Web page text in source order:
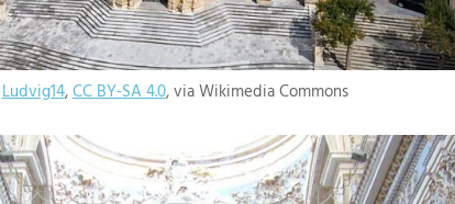
Ludvig14,CC BY-SA 4.0, via Wikimedia Commons